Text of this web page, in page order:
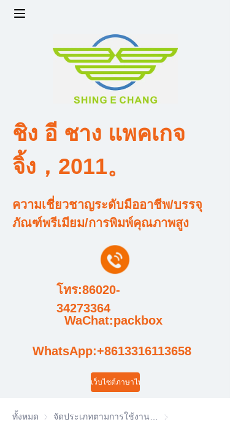
ชิง อี ชาง แพคเกจ
จิ้ง，2011。
WhatsApp:+8613316113658
ความเชี่ยวชาญระดับมืออาชีพ/บรรจุ
ภัณฑ์พรีเมียม/การพิมพ์คุณภาพสูง
WaChat:packbox
โทร:86020-
34273364
เว็บไซต์ภาษาไทย
ทั้งหมด
จัดประเภทตามก
หน้าแรก
ใบรับรองคุณสมบัติและเกียรติคุณ
ราคาและคุณค่า